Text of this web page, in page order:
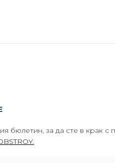
бюлетин, за да сте в крак с